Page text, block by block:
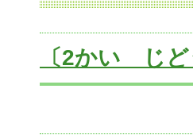
〔2かい じ